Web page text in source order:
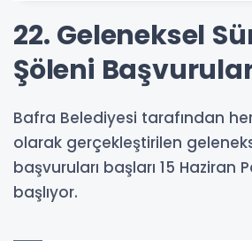
22. Geleneksel
Şöleni
Bafra Belediyesi tarafından
olarak gerçekleştirilen
başvuruları başları 15 Haziran
başlıyor.